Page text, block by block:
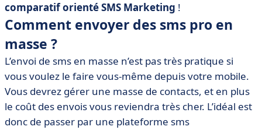
comparatif orienté SMS Marketing !
Comment envoyer des sms pro en
masse ?
L’envoi de sms en masse n’est pas très pratique si
vous voulez le faire vous-même depuis votre mobile.
Vous devrez gérer une masse de contacts, et en plus
le coût des envois vous reviendra très cher. L’idéal est
donc de passer par une plateforme sms